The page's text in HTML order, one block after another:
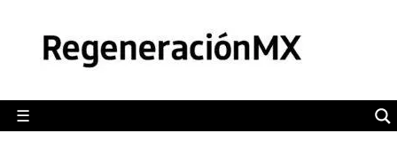
content
☰
POLÍTICA
CAMALEÓN